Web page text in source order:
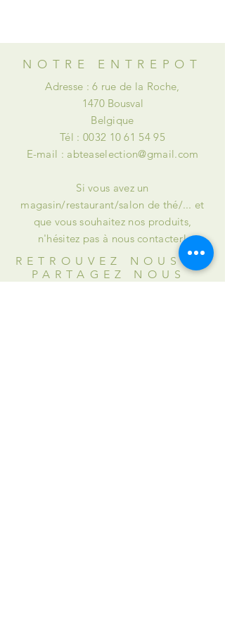
NOTRE ENTREPOT
Adresse : 6 rue de la Roche,
1470 Bousval
Belgique
Tél : 0032 10 61 54 95
E-mail : abteaselection@gmail.com
Si vous avez un
magasin/restaurant/salon de thé/... et
que vous souhaitez nos produits,
n'hésitez pas à nous contacter!
RETROUVEZ NOUS et
PARTAGEZ NOUS